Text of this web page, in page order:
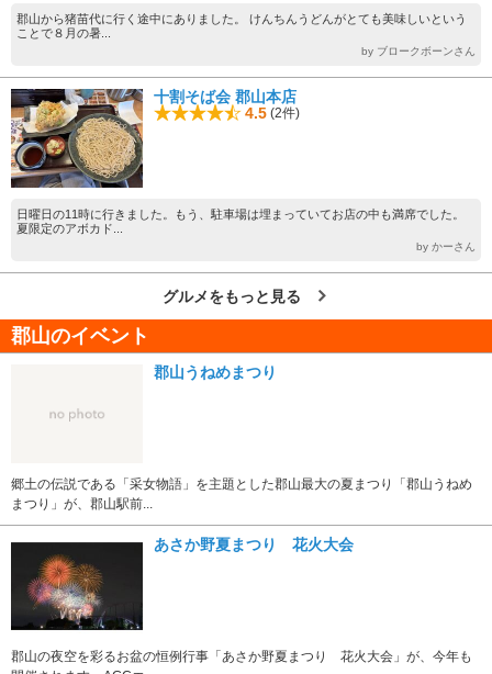
郡山から猪苗代に行く途中にありました。 けんちんうどんがとても美味しいという
ことで８月の暑...
by ブロークボーンさん
十割そば会 郡山本店
4.5 (2件)
日曜日の11時に行きました。もう、駐車場は埋まっていてお店の中も満席でした。
夏限定のアボカド...
by かーさん
グルメをもっと見る
郡山のイベント
郡山うねめまつり
郷土の伝説である「采女物語」を主題とした郡山最大の夏まつり「郡山うねめ
まつり」が、郡山駅前...
あさか野夏まつり 花火大会
郡山の夜空を彩るお盆の恒例行事「あさか野夏まつり 花火大会」が、今年も